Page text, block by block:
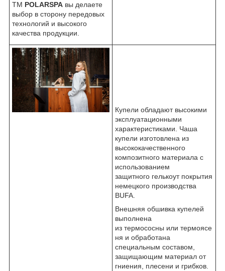
ТМ POLARSPA вы делаете
выбор в сторону передовых
технологий и высокого
качества продукции.
Купели обладают высокими
эксплуатационными
характеристиками. Чаша
купели изготовлена из
высококачественного
композитного материала с
использованием
защитного гелькоут покрытия
немецкого производства
BUFA.
Внешняя обшивка купелей
выполнена
из термососны или термоясе
ня и обработана
специальным составом,
защищающим материал от
гниения, плесени и грибков.